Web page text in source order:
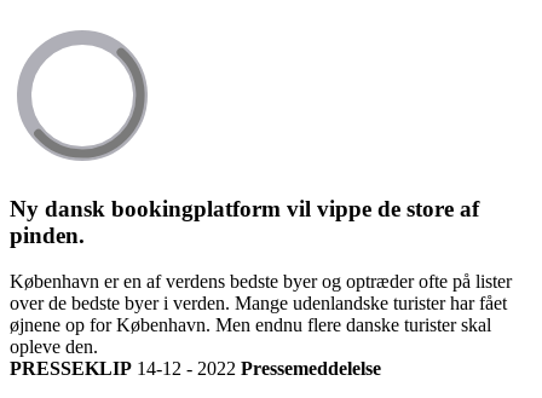
Ny dansk bookingplatform vil vippe de store af
pinden.
København er en af verdens bedste byer og optræder ofte på lister
over de bedste byer i verden. Mange udenlandske turister har fået
øjnene op for København. Men endnu flere danske turister skal
opleve den.
PRESSEKLIP 14-12 - 2022 Pressemeddelelse